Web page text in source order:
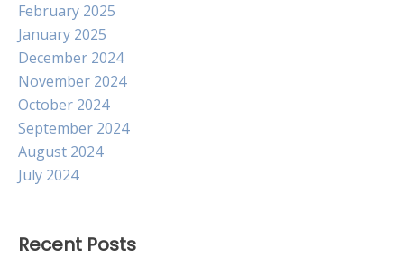
February 2025
January 2025
December 2024
November 2024
October 2024
September 2024
August 2024
July 2024
Recent Posts